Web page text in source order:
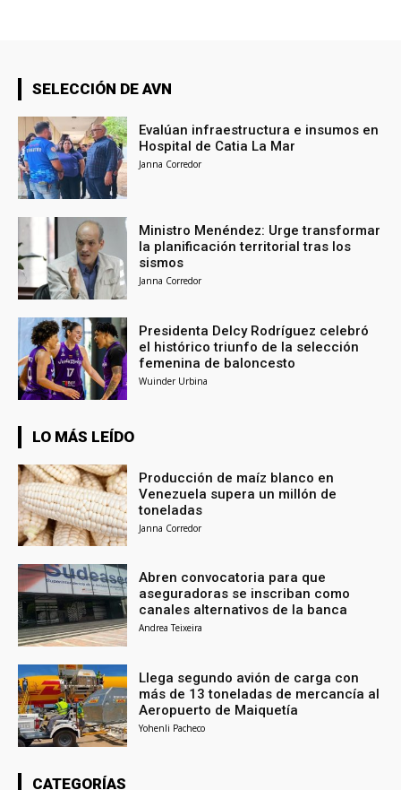
SELECCIÓN DE AVN
Evalúan infraestructura e insumos en
Hospital de Catia La Mar
Janna Corredor
Ministro Menéndez: Urge transformar
la planificación territorial tras los
sismos
Janna Corredor
Presidenta Delcy Rodríguez celebró
el histórico triunfo de la selección
femenina de baloncesto
Wuinder Urbina
LO MÁS LEÍDO
Producción de maíz blanco en
Venezuela supera un millón de
toneladas
Janna Corredor
Abren convocatoria para que
aseguradoras se inscriban como
canales alternativos de la banca
Andrea Teixeira
Llega segundo avión de carga con
más de 13 toneladas de mercancía al
Aeropuerto de Maiquetía
Yohenli Pacheco
CATEGORÍAS